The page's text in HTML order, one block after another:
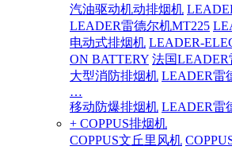
汽油驱动机动排烟机
LEADER雷德尔机MT225
电动式排烟机 LEADER-
ON BATTERY 法国
大型消防排烟机 LEADER雷
…
移动防爆排烟机 LEADER雷
+ COPPUS排烟机
COPPUS文丘里风机